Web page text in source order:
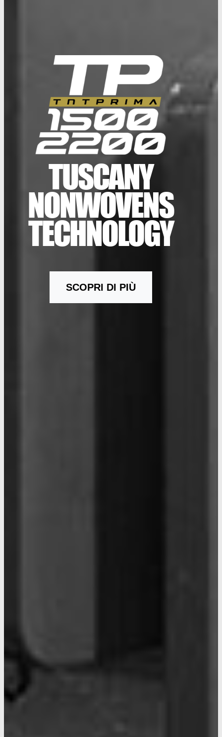
TUSCANY
NONWOVENS
TECHNOLOGY
SCOPRI DI PIÙ